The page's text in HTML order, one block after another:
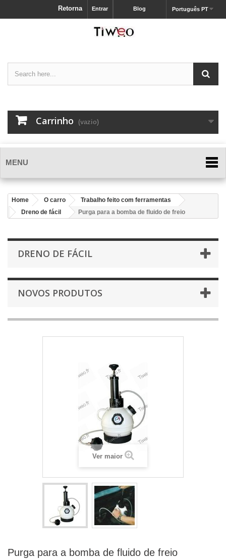
Português PT
Blog
Entrar
Retorna
Carrinho (vazio)
MENU
Home O carro
Trabalho feito com ferramentas
Dreno de fácil
Purga para a bomba de fluido de freio
DRENO DE FÁCIL
NOVOS PRODUTOS
Ver maior
Purga para a bomba de fluido de freio